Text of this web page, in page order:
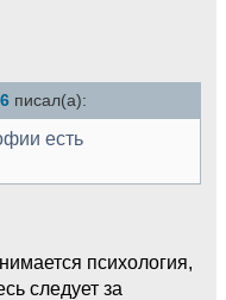
писал(а):
есть
психология,
следует за